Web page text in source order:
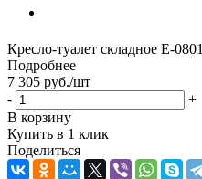
Кресло-туалет складное Е-0801
Подробнее
7 305 руб./шт
-
+
В корзину
Купить в 1 клик
Поделиться